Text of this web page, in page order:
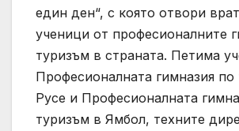
един ден“, с която отвори
ученици от професионалните
туризъм в страната. Петима
Професионалната гимназия по
Русе и Професионалната
туризъм в Ямбол, техните